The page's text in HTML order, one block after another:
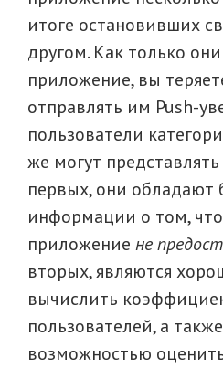
итоге остановивших
другом. Как только
приложение, вы
отправлять им Push-
пользователи
же могут
первых, они
информации о том,
приложение не
вторых, являются
вычислить
пользователей, а
возможностью